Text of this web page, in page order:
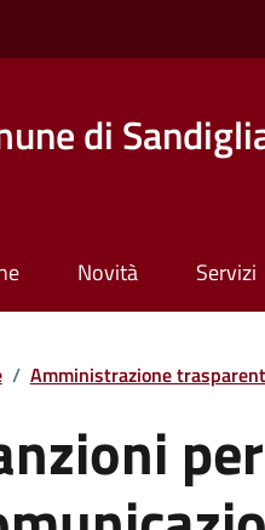
di
Novità Servizi
/ Amministrazione